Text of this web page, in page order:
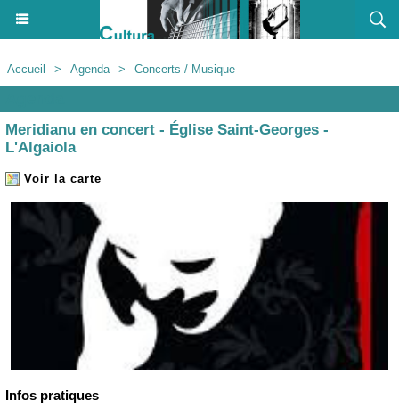
Accueil > Agenda > Concerts / Musique
Meridianu en concert - Église Saint-Georges -
L'Algaiola
Voir la carte
Infos pratiques